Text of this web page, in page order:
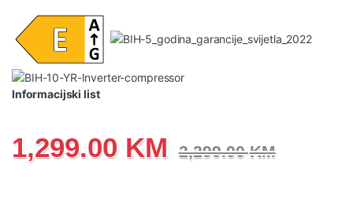
Informacijski list
1,299.00 KM 2,299.00KM